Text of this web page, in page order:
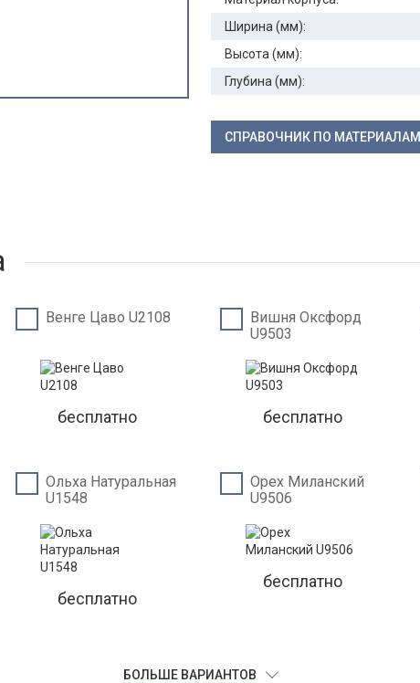
Ширина (мм):
Высота (мм):
Глубина (мм):
СПРАВОЧНИК ПО МАТЕРИАЛАМ
Венге Цаво U2108
бесплатно
Вишня Оксфорд
U9503
бесплатно
Ольха Натуральная
U1548
бесплатно
Орех Миланский
U9506
бесплатно
БОЛЬШЕ ВАРИАНТОВ